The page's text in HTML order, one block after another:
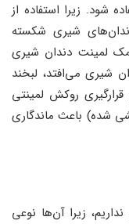
شود. زیرا استفاده از
شیری شکسته
لمینت دندان شیری
شیری می‌افتد، لبخند
روکش لمینتی
شده) باعث ماندگاری
زیرا آن‌ها نوعی